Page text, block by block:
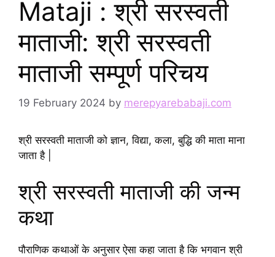
Mataji : श्री सरस्वती
माताजी: श्री सरस्वती
माताजी सम्पूर्ण परिचय
19 February 2024 by merepyarebabaji.com
श्री सरस्वती माताजी को ज्ञान, विद्या, कला, बुद्धि की माता माना
जाता है |
श्री सरस्वती माताजी की जन्म
कथा
पौराणिक कथाओं के अनुसार ऐसा कहा जाता है कि भगवान श्री